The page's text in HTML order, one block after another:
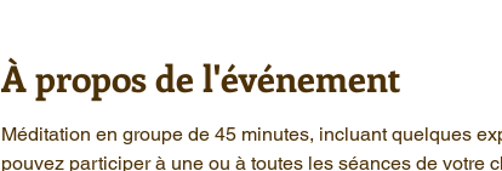
À propos de l'événement
Méditation en groupe de 45 minutes, incluant quelques
pouvez participer à une ou à toutes les séances de votre